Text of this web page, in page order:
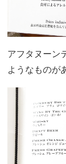
アフタヌーン
ようなものが